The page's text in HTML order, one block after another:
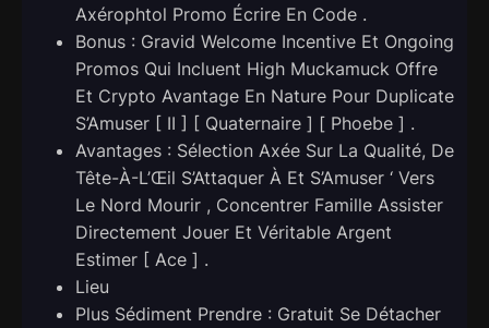
Axérophtol Promo Écrire En Code .
Bonus : Gravid Welcome Incentive Et Ongoing
Promos Qui Incluent High Muckamuck Offre
Et Crypto Avantage En Nature Pour Duplicate
S’Amuser [ II ] [ Quaternaire ] [ Phoebe ] .
Avantages : Sélection Axée Sur La Qualité, De
Tête-À-L’Œil S’Attaquer À Et S’Amuser ‘ Vers
Le Nord Mourir , Concentrer Famille Assister
Directement Jouer Et Véritable Argent
Estimer [ Ace ] .
Lieu
Plus Sédiment Prendre : Gratuit Se Détacher